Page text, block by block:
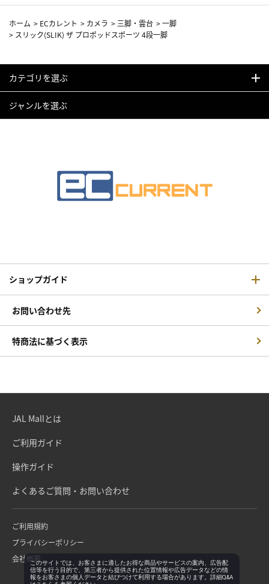
ホーム > ECカレント > カメラ > 三脚・雲台 >一脚
> スリック(SLIK) ザ プロポッドスポーツ 4段一脚
カテゴリを選ぶ
ジャンルを選ぶ
ショップガイド
お問い合わせ先
特商法に基づく表示
JAL Mallとは
ご利用ガイド
操作ガイド
よくあるご質問・お問い合わせ
ご利用規約
プライバシーポリシー
会社概要このサイトでは、お客さまに適したお得な商品やサービスの案内、広告配
信等を行う目的で、第三者から提供された位置情報や広告データなどの情
報をお客さまの個人データと結びつけて利用する場合があります。詳細Q&A